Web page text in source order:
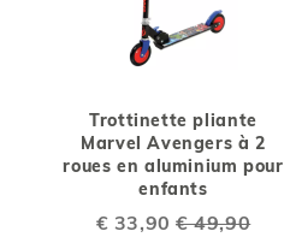
Trottinette pliante
Marvel Avengers à 2
roues en aluminium pour
enfants
Special
€ 33,90 € 49,90